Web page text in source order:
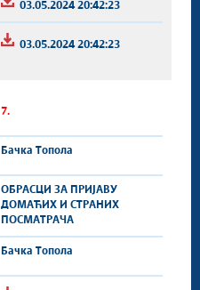
03.05.2024 20:42:23
03.05.2024 20:42:23
7.
Бачка Топола
ОБРАСЦИ ЗА ПРИЈАВУ
ДОМАЋИХ И СТРАНИХ
ПОСМАТРАЧА
Бачка Топола